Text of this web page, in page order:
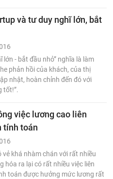
và tư duy nghĩ lớn, bắt
lớn - bắt đầu nhỏ” nghĩa là làm
phản hồi của khách, của thị
nhật, hoàn chỉnh đến đó với
tốt!”.
việc lương cao liên
tính toán
vẻ khá nhàm chán với rất nhiều
hóa ra lại có rất nhiều việc liên
toán được hưởng mức lương rất